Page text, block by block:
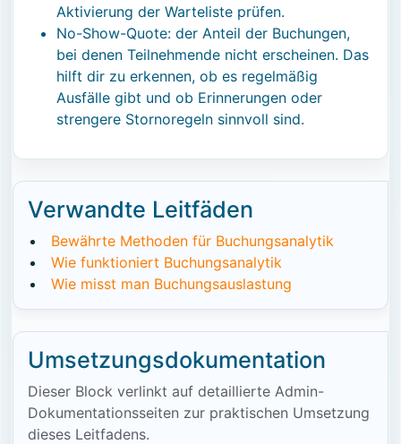
Aktivierung der Warteliste prüfen.
No-Show-Quote: der Anteil der Buchungen,
bei denen Teilnehmende nicht erscheinen. Das
hilft dir zu erkennen, ob es regelmäßig
Ausfälle gibt und ob Erinnerungen oder
strengere Stornoregeln sinnvoll sind.
Verwandte Leitfäden
Bewährte Methoden für Buchungsanalytik
Wie funktioniert Buchungsanalytik
Wie misst man Buchungsauslastung
Umsetzungsdokumentation
Dieser Block verlinkt auf detaillierte Admin-
Dokumentationsseiten zur praktischen Umsetzung
dieses Leitfadens.